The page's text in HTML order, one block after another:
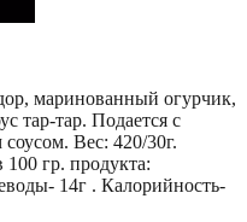
маринованный огурчик,
тар-тар. Подается с
Вес: 420/30г.
гр. продукта:
14г . Калорийность-